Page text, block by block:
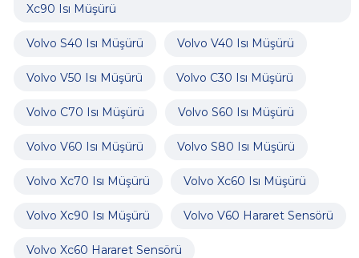
Xc90 Isı Müşürü
Volvo S40 Isı Müşürü Volvo V40 Isı Müşürü
Volvo V50 Isı Müşürü Volvo C30 Isı Müşürü
Volvo C70 Isı Müşürü Volvo S60 Isı Müşürü
Volvo V60 Isı Müşürü Volvo S80 Isı Müşürü
Volvo Xc70 Isı Müşürü Volvo Xc60 Isı Müşürü
Volvo Xc90 Isı Müşürü Volvo V60 Hararet Sensörü
Volvo Xc60 Hararet Sensörü